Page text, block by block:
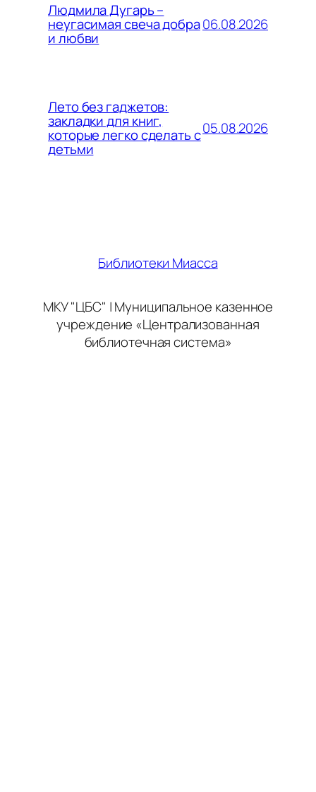
Людмила Дугарь –
неугасимая свеча добра
и любви
06.08.2026
Лето без гаджетов:
закладки для книг,
которые легко сделать с
детьми
05.08.2026
Библиотеки Миасса
МКУ "ЦБС" | Муниципальное казенное
учреждение «Централизованная
библиотечная система»